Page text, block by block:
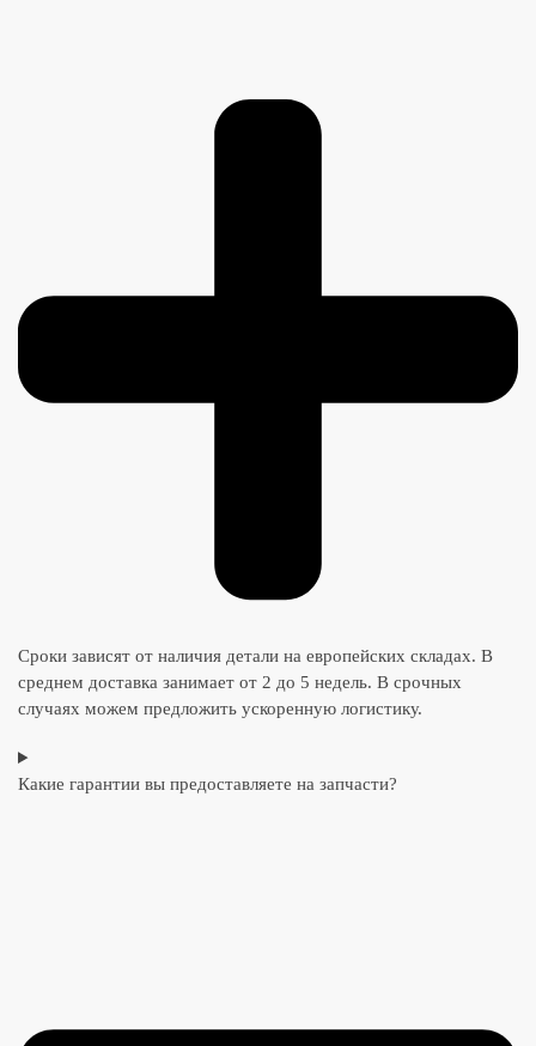
Сроки зависят от наличия детали на европейских складах. В
среднем доставка занимает от 2 до 5 недель. В срочных
случаях можем предложить ускоренную логистику.
Какие гарантии вы предоставляете на запчасти?